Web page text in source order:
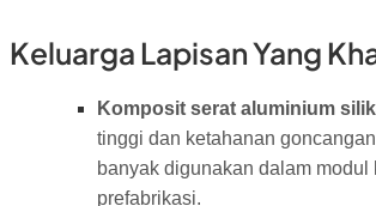
Keluarga Lapisan Yang
Komposit serat aluminium
tinggi dan ketahanan
banyak digunakan dalam modul
prefabrikasi.